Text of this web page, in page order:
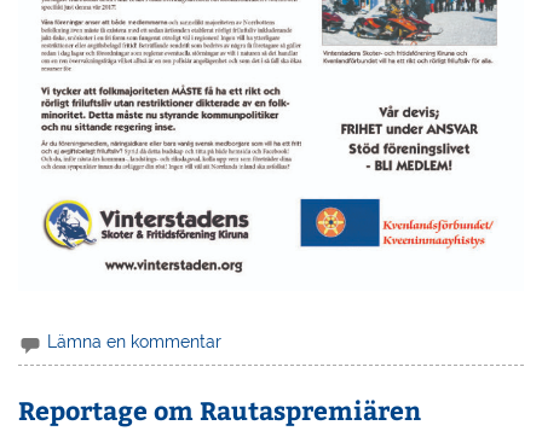
Lämna en kommentar
Reportage om Rautaspremiären